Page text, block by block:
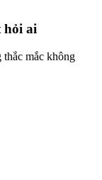
hỏi ai
mắc không